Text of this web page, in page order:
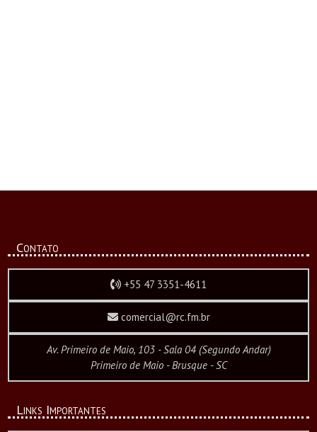
Contato
+55 47 3351-4611
comercial@rc.fm.br
Av. Primeiro de Maio, 103 - Sala 04 (Segundo Andar)
Primeiro de Maio - Brusque - SC
Links Importantes